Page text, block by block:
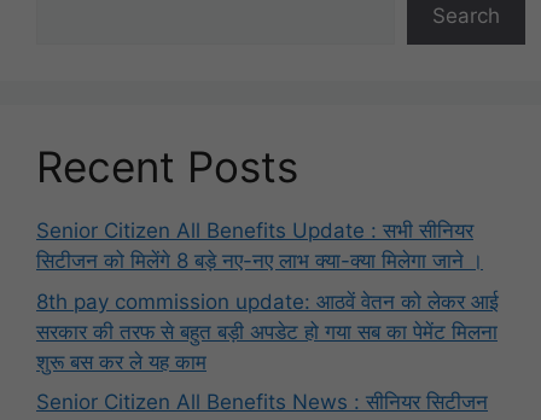
Search
Recent Posts
Senior Citizen All Benefits Update : सभी सीनियर
सिटीजन को मिलेंगे 8 बड़े नए-नए लाभ क्या-क्या मिलेगा जाने ।
8th pay commission update: आठवें वेतन को लेकर आई
सरकार की तरफ से बहुत बड़ी अपडेट हो गया सब का पेमेंट मिलना
शुरू बस कर ले यह काम
Senior Citizen All Benefits News : सीनियर सिटीजन